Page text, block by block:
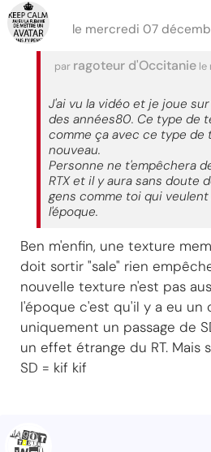
le mercredi 07
par ragoteur d'Occitanie le
J'ai vu la vidéo et je joue
des années80. Ce type de
comme ça avec ce type de
nouveau.
Personne ne t'empêchera
RTX et il y aura sans doute
gens comme toi qui
l'époque.
Ben m'enfin, une texture
doit sortir "sale" rien
nouvelle texture n'est pas
l'époque c'est qu'il y a eu un
uniquement un passage de
un effet étrange du RT. Mais
SD = kif kif